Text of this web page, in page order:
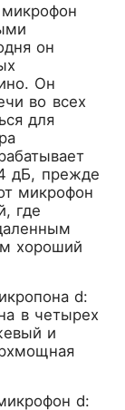
он
Он
во всех
для
дБ, прежде
микрофон
где
хороший
d:
в четырех
и
d: